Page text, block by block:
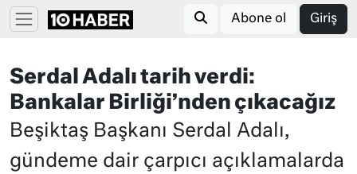
Abone ol Giriş
Serdal Adalı tarih verdi:
Bankalar Birliği’nden çıkacağız
Beşiktaş Başkanı Serdal Adalı,
gündeme dair çarpıcı açıklamalarda